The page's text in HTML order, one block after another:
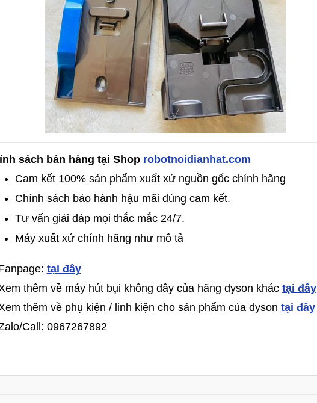
sách bán hàng tại Shop robotnoidianhat.com
Cam kết 100% sản phẩm xuất xứ nguồn gốc chính hãng
Chính sách bảo hành hậu mãi đúng cam kết.
Tư vấn giải đáp mọi thắc mắc 24/7.
Máy xuất xứ chính hãng như mô tả
tại đây
thêm về máy hút bụi không dây của hãng dyson khác tại đây
thêm về phụ kiện / linh kiện cho sản phẩm của dyson tại đây
Call: 0967267892